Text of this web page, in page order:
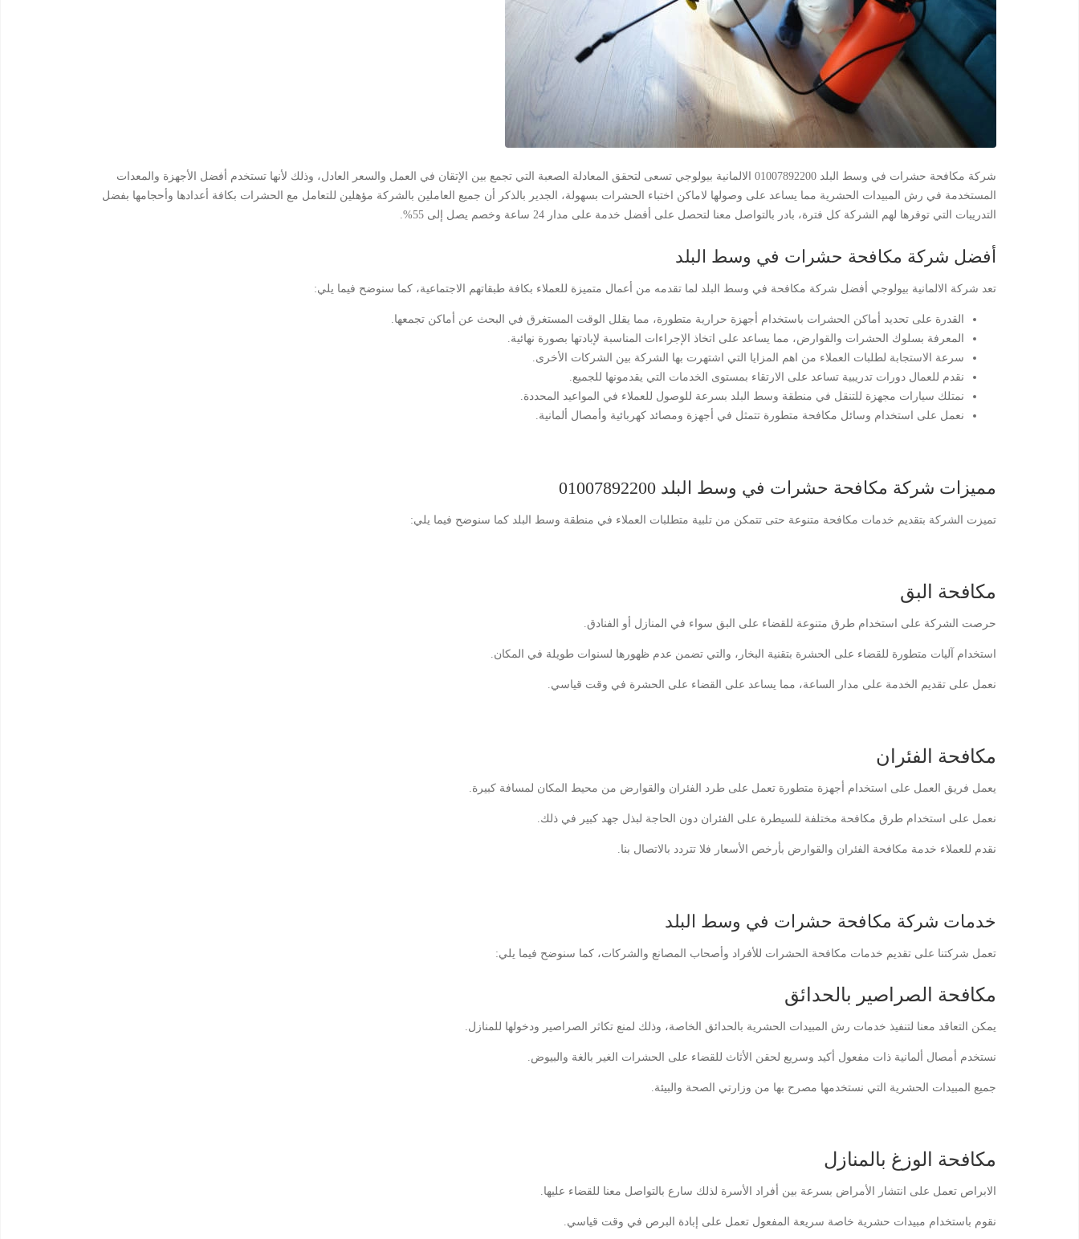
شركة مكافحة حشرات في وسط البلد 01007892200 الالمانية بيولوجي تسعى لتحقق المعادلة الصعبة التي تجمع بين الإتقان في العمل والسعر العادل، وذلك لأنها تستخدم أفضل الأجهزة والمعدات
المستخدمة في رش المبيدات الحشرية مما يساعد على وصولها لاماكن اختباء الحشرات بسهولة، الجدير بالذكر أن جميع العاملين بالشركة مؤهلين للتعامل مع الحشرات بكافة أعدادها وأحجامها بفضل
التدريبات التي توفرها لهم الشركة كل فترة، بادر بالتواصل معنا لتحصل على أفضل خدمة على مدار 24 ساعة وخصم يصل إلى 55%.
أفضل شركة مكافحة حشرات في وسط البلد
تعد شركة الالمانية بيولوجي أفضل شركة مكافحة في وسط البلد لما تقدمه من أعمال متميزة للعملاء بكافة طبقاتهم الاجتماعية، كما سنوضح فيما يلي:
القدرة على تحديد أماكن الحشرات باستخدام أجهزة حرارية متطورة، مما يقلل الوقت المستغرق في البحث عن أماكن تجمعها.
المعرفة بسلوك الحشرات والقوارض، مما يساعد على اتخاذ الإجراءات المناسبة لإبادتها بصورة نهائية.
سرعة الاستجابة لطلبات العملاء من اهم المزايا التي اشتهرت بها الشركة بين الشركات الأخرى.
نقدم للعمال دورات تدريبية تساعد على الارتقاء بمستوى الخدمات التي يقدمونها للجميع.
نمتلك سيارات مجهزة للتنقل في منطقة وسط البلد بسرعة للوصول للعملاء في المواعيد المحددة.
نعمل على استخدام وسائل مكافحة متطورة تتمثل في أجهزة ومصائد كهربائية وأمصال ألمانية.
مميزات شركة مكافحة حشرات في وسط البلد 01007892200
تميزت الشركة بتقديم خدمات مكافحة متنوعة حتى تتمكن من تلبية متطلبات العملاء في منطقة وسط البلد كما سنوضح فيما يلي:
مكافحة البق
حرصت الشركة على استخدام طرق متنوعة للقضاء على البق سواء في المنازل أو الفنادق.
استخدام آليات متطورة للقضاء على الحشرة بتقنية البخار، والتي تضمن عدم ظهورها لسنوات طويلة في المكان.
نعمل على تقديم الخدمة على مدار الساعة، مما يساعد على القضاء على الحشرة في وقت قياسي.
مكافحة الفئران
يعمل فريق العمل على استخدام أجهزة متطورة تعمل على طرد الفئران والقوارض من محيط المكان لمسافة كبيرة.
نعمل على استخدام طرق مكافحة مختلفة للسيطرة على الفئران دون الحاجة لبذل جهد كبير في ذلك.
نقدم للعملاء خدمة مكافحة الفئران والقوارض بأرخص الأسعار فلا تتردد بالاتصال بنا.
خدمات شركة مكافحة حشرات في وسط البلد
تعمل شركتنا على تقديم خدمات مكافحة الحشرات للأفراد وأصحاب المصانع والشركات، كما سنوضح فيما يلي:
مكافحة الصراصير بالحدائق
يمكن التعاقد معنا لتنفيذ خدمات رش المبيدات الحشرية بالحدائق الخاصة، وذلك لمنع تكاثر الصراصير ودخولها للمنازل.
نستخدم أمصال ألمانية ذات مفعول أكيد وسريع لحقن الأثاث للقضاء على الحشرات الغير بالغة والبيوض.
جميع المبيدات الحشرية التي نستخدمها مصرح بها من وزارتي الصحة والبيئة.
مكافحة الوزغ بالمنازل
الابراص تعمل على انتشار الأمراض بسرعة بين أفراد الأسرة لذلك سارع بالتواصل معنا للقضاء عليها.
نقوم باستخدام مبيدات حشرية خاصة سريعة المفعول تعمل على إبادة البرص في وقت قياسي.